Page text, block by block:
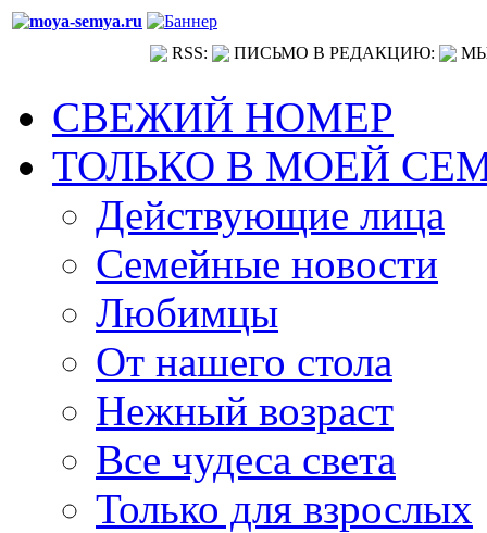
RSS: ПИСЬМО В РЕДАКЦИЮ:
СВЕЖИЙ НОМЕР
ТОЛЬКО В МОЕЙ
Действующие лица
Семейные новости
Любимцы
От нашего стола
Нежный возраст
Все чудеса света
Только для взрослых